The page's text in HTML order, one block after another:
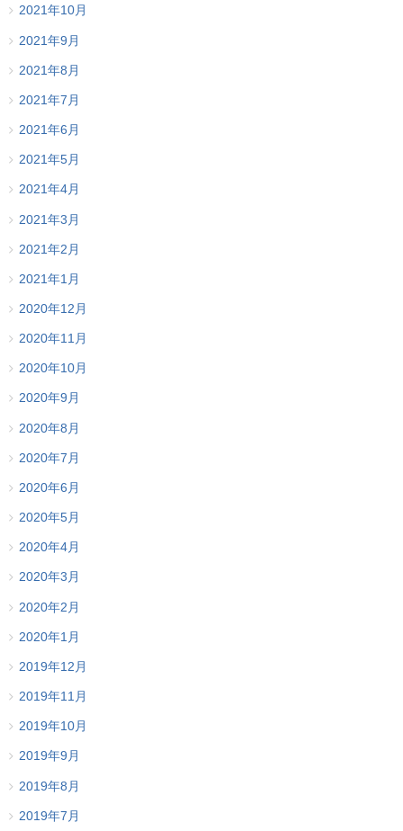
2021年10月
2021年9月
2021年8月
2021年7月
2021年6月
2021年5月
2021年4月
2021年3月
2021年2月
2021年1月
2020年12月
2020年11月
2020年10月
2020年9月
2020年8月
2020年7月
2020年6月
2020年5月
2020年4月
2020年3月
2020年2月
2020年1月
2019年12月
2019年11月
2019年10月
2019年9月
2019年8月
2019年7月